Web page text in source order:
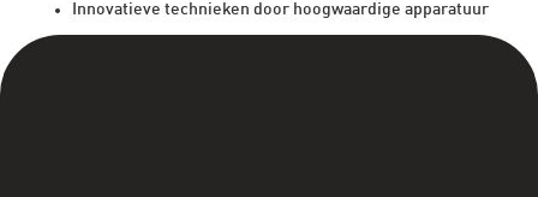
Innovatieve technieken door hoogwaardige apparatuur